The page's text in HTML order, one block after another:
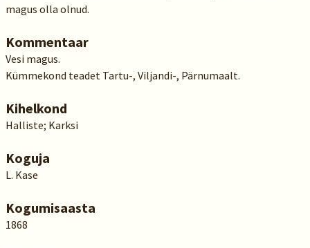
magus olla olnud.
Kommentaar
Vesi magus.
Kümmekond teadet Tartu-, Viljandi-, Pärnumaalt.
Kihelkond
Halliste; Karksi
Koguja
L. Kase
Kogumisaasta
1868